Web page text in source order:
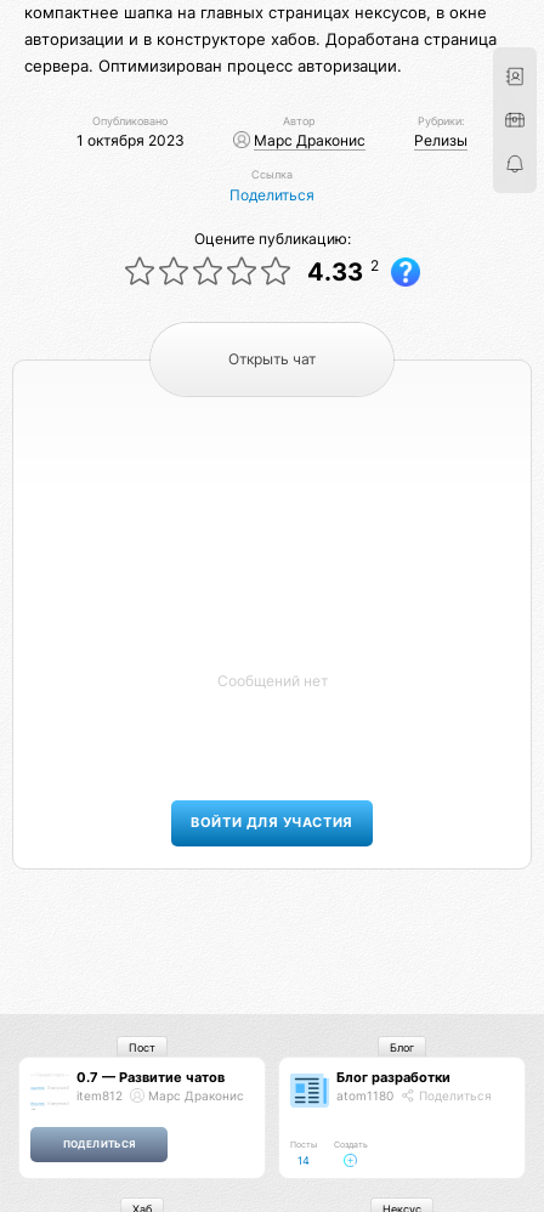
компактнее шапка на главных страницах нексусов, в окне
авторизации и в конструкторе хабов. Доработана страница
сервера. Оптимизирован процесс авторизации.
Опубликовано
1 октября 2023
Автор
Марс Драконис
Рубрики:
Релизы
Ссылка
Поделиться
Оцените публикацию:
4.33 2
Открыть чат
Сообщений нет
ВОЙТИ ДЛЯ УЧАСТИЯ
0.7 — Развитие чатов
item812 Марс Драконис
Пост
Блог разработки
atom1180 Поделиться
Посты
14
Создать
Блог
Хаб Нексус